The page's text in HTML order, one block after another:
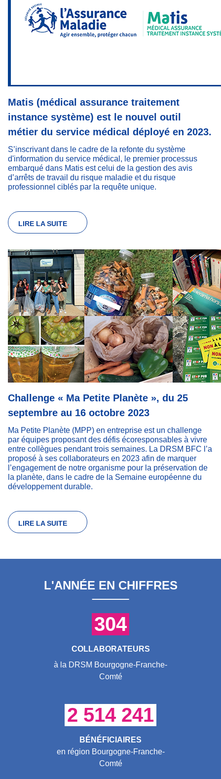
Matis (médical assurance traitement
instance système) est le nouvel outil
métier du service médical déployé en 2023.
S’inscrivant dans le cadre de la refonte du système
d'information du service médical, le premier processus
embarqué dans Matis est celui de la gestion des avis
d’arrêts de travail du risque maladie et du risque
professionnel ciblés par la requête unique.
LIRE LA SUITE
Challenge « Ma Petite Planète », du 25
septembre au 16 octobre 2023
Ma Petite Planète (MPP) en entreprise est un challenge
par équipes proposant des défis écoresponsables à vivre
entre collègues pendant trois semaines. La DRSM BFC l’a
proposé à ses collaborateurs en 2023 afin de marquer
l’engagement de notre organisme pour la préservation de
la planète, dans le cadre de la Semaine européenne du
développement durable.
LIRE LA SUITE
L'ANNÉE EN CHIFFRES
304
COLLABORATEURS
à la DRSM Bourgogne-Franche-
Comté
2 514 241
BÉNÉFICIAIRES
en région Bourgogne-Franche-
Comté